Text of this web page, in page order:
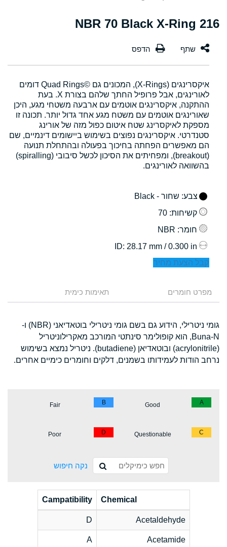
216 NBR 70 Black X-Ring
איקסרינגים (X-Rings), המכונים גם Quad Rings©‎ דומים
לאורינגים, אבל פרופיל החתך שלהם בצורת X. בעת
ההתקנה, איקסרינגים אוטמים עם ארבעה משטחי מגע, היכן
שאורינגים אוטמים עם משטח מגע אחד גדול יותר. תכונה זו
מספקת לאיקסרינג שטח איטום כפול מזה של אורינג
סטנדרטי. איקסרינגים נפוצים בשימוש ביישומים דינמיים, שם
הם מאפשרים הפחתה בחיכוך בפעולה ובהתחלת תנועה
(breakout), ומפחיתים את הסיכון לכשל סיבובי (spiralling)
בהשוואה לאורינגים.
צבע: שחור - Black
קשיחות: 70
חומר: NBR
: 28.17 mm / 0.300 in
קבל הצעת מחיר
מפרט חומרים תאימות כימית
גומי ניטרילי, הידוע גם בשם גומי ניטרילי בוטאדיאני (NBR) ו-
Buna-N, הוא קופולימר סינתטי המורכב מאקרילוניטריל
(acrylonitrile) ובוטאדיאן (butadiene). ניטריל נמצא בשימוש
נרחב הודות לעמידותו בשמנים, דלקים וחומרים כימיים אחרים.
A
Good
B
Fair
C
Questionable
D
Poor
נקה חיפוש
Chemical
Campatibility
Acetaldehyde
D
Acetamide
A